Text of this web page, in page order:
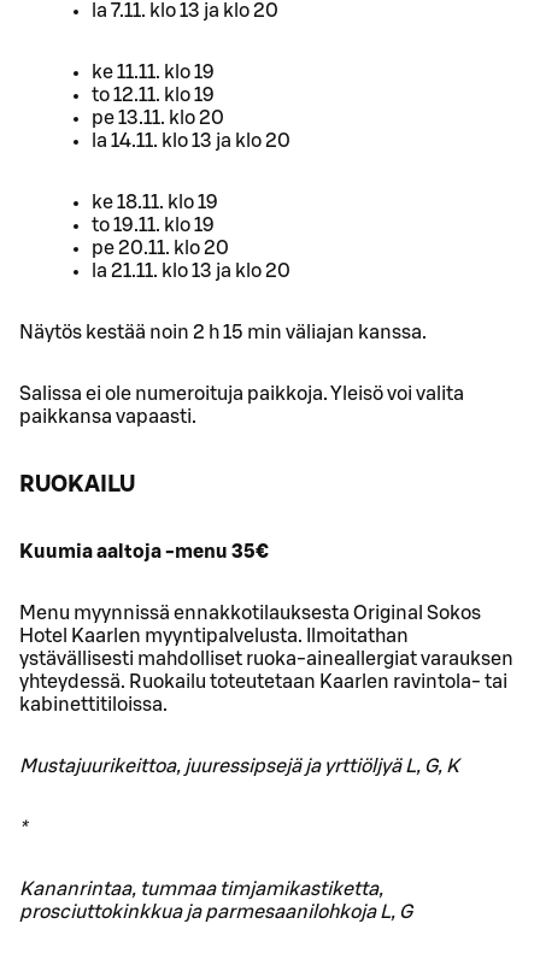
la 7.11. klo 13 ja klo 20
ke 11.11. klo 19
to 12.11. klo 19
pe 13.11. klo 20
la 14.11. klo 13 ja klo 20
ke 18.11. klo 19
to 19.11. klo 19
pe 20.11. klo 20
la 21.11. klo 13 ja klo 20
Näytös kestää noin 2 h 15 min väliajan kanssa.
Salissa ei ole numeroituja paikkoja. Yleisö voi valita
paikkansa vapaasti.
RUOKAILU
Kuumia aaltoja -menu 35€
Menu myynnissä ennakkotilauksesta Original Sokos
Hotel Kaarlen myyntipalvelusta. Ilmoitathan
ystävällisesti mahdolliset ruoka-aineallergiat varauksen
yhteydessä. Ruokailu toteutetaan Kaarlen ravintola- tai
kabinettitiloissa.
Mustajuurikeittoa, juuressipsejä ja yrttiöljyä L, G, K
*
Kananrintaa, tummaa timjamikastiketta,
prosciuttokinkkua ja parmesaanilohkoja L, G